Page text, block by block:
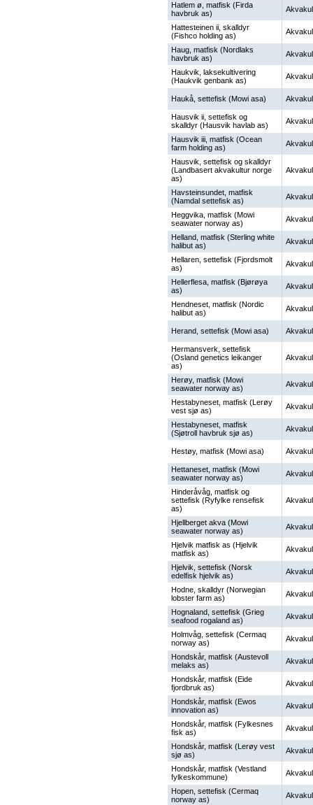
Hatlem ø, matfisk (Firda
havbruk as)
Hattesteinen ii, skalldyr
(Fishco holding as)
Haug, matfisk (Nordlaks
havbruk as)
Haukvik, laksekultivering
(Haukvik genbank as)
Haukå, settefisk (Mowi asa)
Hausvik ii, settefisk og
skalldyr (Hausvik havlab as)
Hausvik iii, matfisk (Ocean
farm holding as)
Hausvik, settefisk og skalldyr
(Landbasert akvakultur norge
as)
Havsteinsundet, matfisk
(Namdal settefisk as)
Heggvika, matfisk (Mowi
seawater norway as)
Helland, matfisk (Sterling white
halibut as)
Hellaren, settefisk (Fjordsmolt
as)
Hellerflesa, matfisk (Bjørøya
as)
Hendneset, matfisk (Nordic
halibut as)
Herand, settefisk (Mowi asa)
Hermansverk, settefisk
(Osland genetics leikanger
as)
Herøy, matfisk (Mowi
seawater norway as)
Hestabyneset, matfisk (Lerøy
vest sjø as)
Hestabyneset, matfisk
(Sjøtroll havbruk sjø as)
Hestøy, matfisk (Mowi asa)
Hettaneset, matfisk (Mowi
seawater norway as)
Hinderåvåg, matfisk og
settefisk (Ryfylke rensefisk
as)
Hjellberget akva (Mowi
seawater norway as)
Hjelvik matfisk as (Hjelvik
matfisk as)
Hjelvik, settefisk (Norsk
edelfisk hjelvik as)
Hodne, skalldyr (Norwegian
lobster farm as)
Hognaland, settefisk (Grieg
seafood rogaland as)
Holmvåg, settefisk (Cermaq
norway as)
Hondskår, matfisk (Austevoll
melaks as)
Hondskår, matfisk (Eide
fjordbruk as)
Hondskår, matfisk (Ewos
innovation as)
Hondskår, matfisk (Fylkesnes
fisk as)
Hondskår, matfisk (Lerøy vest
sjø as)
Hondskår, matfisk (Vestland
fylkeskommune)
Hopen, settefisk (Cermaq
norway as)